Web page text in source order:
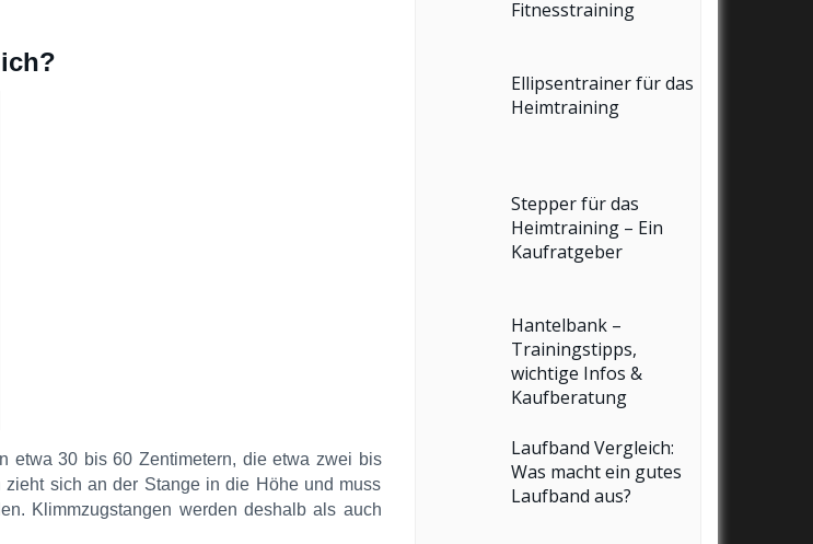
etwa 30 bis 60 Zentimetern, die etwa zwei bis
sich an der Stange in die Höhe und muss
Klimmzugstangen werden deshalb als auch
Fitnesstraining
Ellipsentrainer für das
Heimtraining
Stepper für das
Heimtraining – Ein
Kaufratgeber
Hantelbank –
Trainingstipps,
wichtige Infos &
Kaufberatung
Laufband Vergleich:
Was macht ein gutes
Laufband aus?